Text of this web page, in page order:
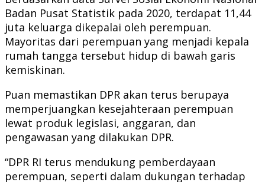
Badan Pusat Statistik pada 2020, terdapat 11,44
juta keluarga dikepalai oleh perempuan.
Mayoritas dari perempuan yang menjadi kepala
rumah tangga tersebut hidup di bawah garis
kemiskinan.
Puan memastikan DPR akan terus berupaya
memperjuangkan kesejahteraan perempuan
lewat produk legislasi, anggaran, dan
pengawasan yang dilakukan DPR.
“DPR RI terus mendukung pemberdayaan
perempuan, seperti dalam dukungan terhadap